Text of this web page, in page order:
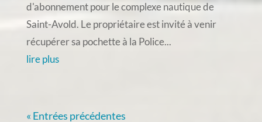
d'abonnement pour le complexe nautique de
Saint-Avold. Le propriétaire est invité à venir
récupérer sa pochette à la Police...
lire plus
« Entrées précédentes